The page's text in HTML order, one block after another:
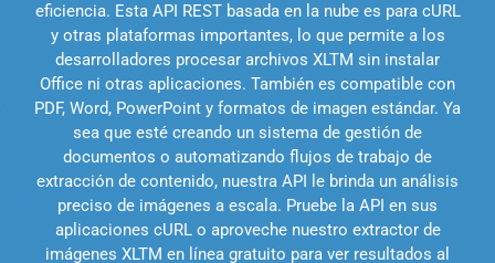
eficiencia. Esta API REST basada en la nube es para cURL
y otras plataformas importantes, lo que permite a los
desarrolladores procesar archivos XLTM sin instalar
Office ni otras aplicaciones. También es compatible con
PDF, Word, PowerPoint y formatos de imagen estándar. Ya
sea que esté creando un sistema de gestión de
documentos o automatizando flujos de trabajo de
extracción de contenido, nuestra API le brinda un análisis
preciso de imágenes a escala. Pruebe la API en sus
aplicaciones cURL o aproveche nuestro extractor de
imágenes XLTM en línea gratuito para ver resultados al